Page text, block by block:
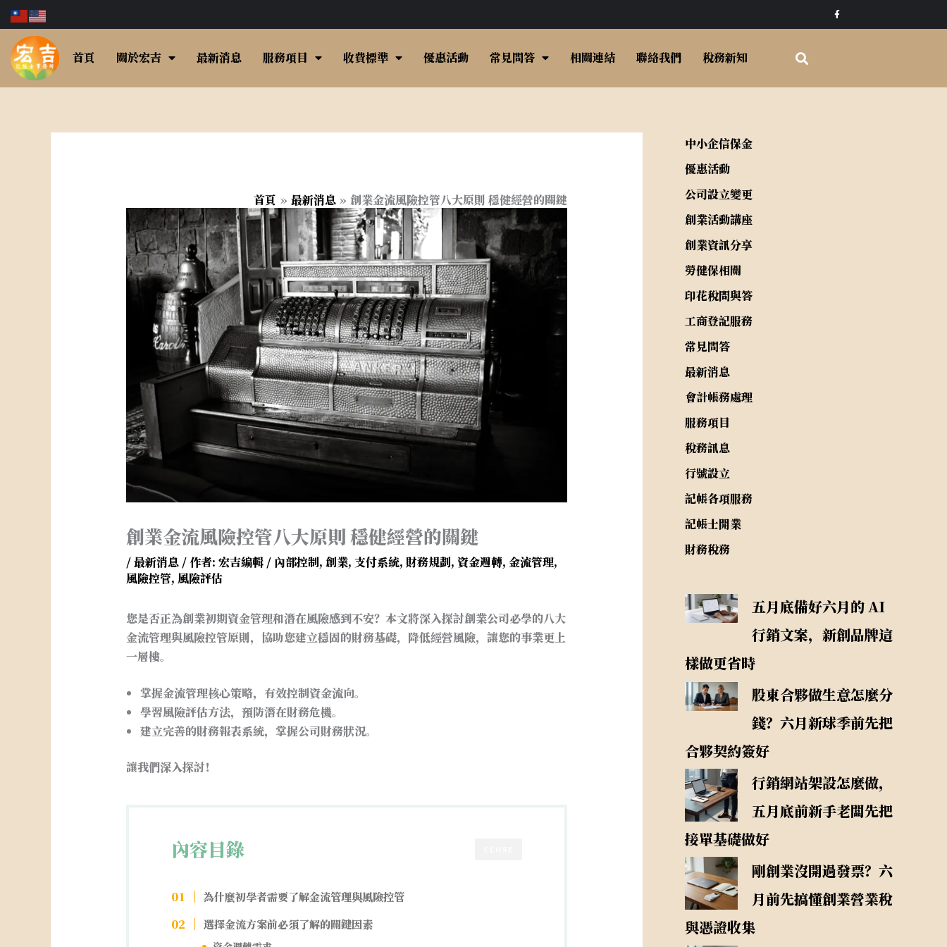
至
內
F
a
首頁 關於宏吉 最新消息 服務項目 收費標準 優惠活動 常見問答 相關連結 聯絡我們 稅務新知
首頁 最新消息 創業金流風險控管八大原則 穩健經營的關鍵
創業金流風險控管八大原則 穩健經營的關鍵
/最新消息/ 作者: 宏吉編輯 / 內部控制, 創業, 支付系統, 財務規劃, 資金週轉, 金流管理,
風險控管, 風險評估
您是否正為創業初期資金管理和潛在風險感到不安？本文將深入探討創業公司必學的八大
金流管理與風險控管原則，協助您建立穩固的財務基礎，降低經營風險，讓您的事業更上
一層樓。
掌握金流管理核心策略，有效控制資金流向。
學習風險評估方法，預防潛在財務危機。
建立完善的財務報表系統，掌握公司財務狀況。
讓我們深入探討！
內容目錄
為什麼初學者需要了解金流管理與風險控管
選擇金流方案前必須了解的關鍵因素
中小企信保金
優惠活動
公司設立變更
創業活動講座
創業資訊分享
勞健保相關
印花稅問與答
工商登記服務
常見問答
最新消息
會計帳務處理
服務項目
稅務訊息
行號設立
記帳各項服務
記帳士開業
財務稅務
五月底備好六月的 AI
行銷文案，新創品牌這
樣做更省時
股東合夥做生意怎麼分
錢？六月新球季前先把
合夥契約簽好
行銷網站架設怎麼做，
五月底前新手老闆先把
接單基礎做好
剛創業沒開過發票？六
月前先搞懂創業營業稅
與憑證收集